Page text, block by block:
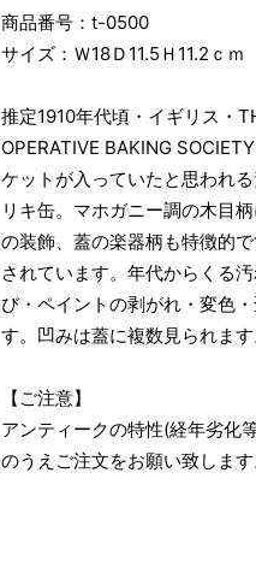
商品番号：t-0500
サイズ：Ｗ18Ｄ11.5Ｈ11.2ｃｍ
推定1910年代頃・イギリス・
OPERATIVE BAKING
ケットが入っていたと思われ
リキ缶。マホガニー調の木目
の装飾、蓋の楽器柄も特徴的
されています。年代からくる
び・ペイントの剥がれ・変色
す。凹みは蓋に複数見られます
【ご注意】
アンティークの特性(経年劣化
のうえご注文をお願い致します